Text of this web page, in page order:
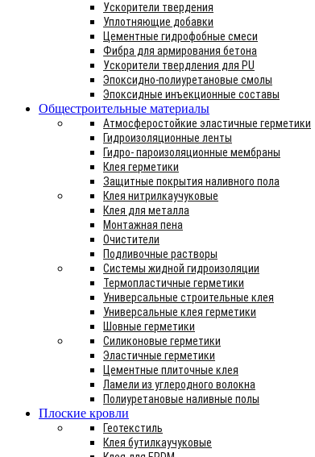
Ускорители твердения
Уплотняющие добавки
Цементные гидрофобные смеси
Фибра для армирования бетона
Ускорители твердления для PU
Эпоксидно-полиуретановые смолы
Эпоксидные инъекционные составы
Общестроительные материалы
Атмосферостойкие эластичные герметики
Гидроизоляционные ленты
Гидро- пароизоляционные мембраны
Клея герметики
Защитные покрытия наливного пола
Клея нитрилкаучуковые
Клея для металла
Монтажная пена
Очистители
Подливочные растворы
Системы жидной гидроизоляции
Термопластичные герметики
Универсальные строительные клея
Универсальные клея герметики
Шовные герметики
Силиконовые герметики
Эластичные герметики
Цементные плиточные клея
Ламели из углеродного волокна
Полиуретановые наливные полы
Плоские кровли
Геотекстиль
Клея бутилкаучуковые